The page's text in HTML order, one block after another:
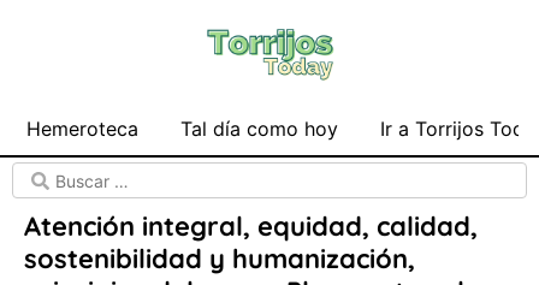
Hemeroteca Tal día como hoy Ir a Torrijos
Atención integral, equidad, calidad,
sostenibilidad y humanización,